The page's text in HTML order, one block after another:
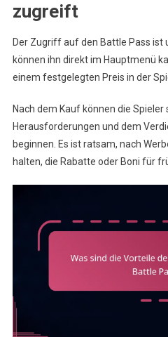
zugreift
Der Zugriff auf den Battle Pass ist
können ihn direkt im Hauptmenü
einem festgelegten Preis in der
Nach dem Kauf können die
Herausforderungen und dem
beginnen. Es ist ratsam, nach
halten, die Rabatte oder Boni für